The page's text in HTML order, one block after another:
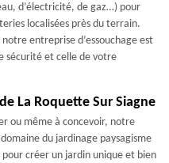
d’électricité, de gaz…) pour
localisées près du terrain.
entreprise d’essouchage est
sécurité et celle de votre
La Roquette Sur Siagne
ou même à concevoir, notre
du jardinage paysagisme
créer un jardin unique et bien